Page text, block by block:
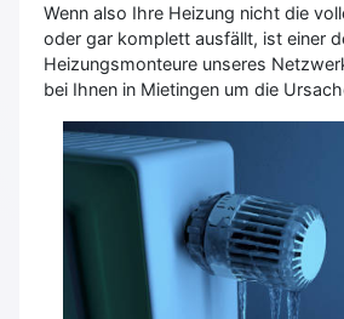
Wenn also Ihre Heizung nicht die
oder gar komplett ausfällt, ist einer
Heizungsmonteure unseres
bei Ihnen in Mietingen um die